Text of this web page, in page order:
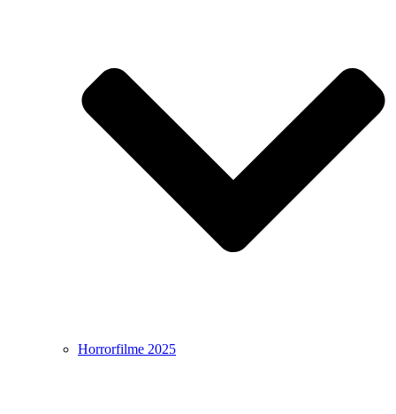
Horrorfilme 2025